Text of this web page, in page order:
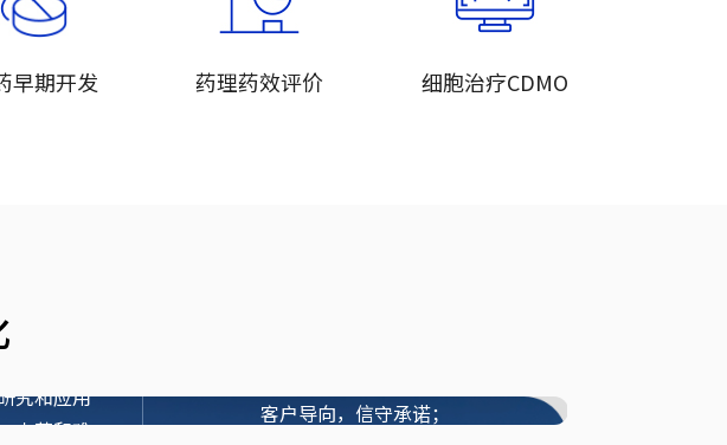
早期开发 药理药效评价 细胞治疗CDMO
究和应用
少药和难
客户导向，信守承诺；